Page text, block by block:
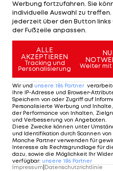
Paraguay
SPIELE
Japan
Brasilien
Japan
Ghana
SPIELE
Japan
Bolivien
Werbung fortzufahren. Sie
individuelle Auswahl zu
jederzeit über den Button links
der Fußzeile anpassen.
ALLE
AKZEPTIEREN
Tracking und
Personalisierung
Weiter mit
Wir und unsere 186 Partner
Ihre IP-Adresse und Browser-
Speichern von oder Zugriff auf
Personalisierte Werbung und
der Performance von Inhalten,
und Verbesserung von Angeboten.
Diese Zwecke können unter
und Identifikation durch Scannen
Manche Partner verwenden für
Interesse als Rechtsgrundlage für
dazu, sowie die Möglichkeit Ihr
verfügbar: unsere 186 Partner
Impressum Datenschutzrichtlinie